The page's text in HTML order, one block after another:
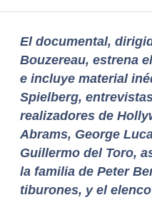
El documental,
Bouzereau, estrena
e incluye material
Spielberg,
realizadores de
Abrams, George
Guillermo del Toro,
la familia de Peter
tiburones, y el